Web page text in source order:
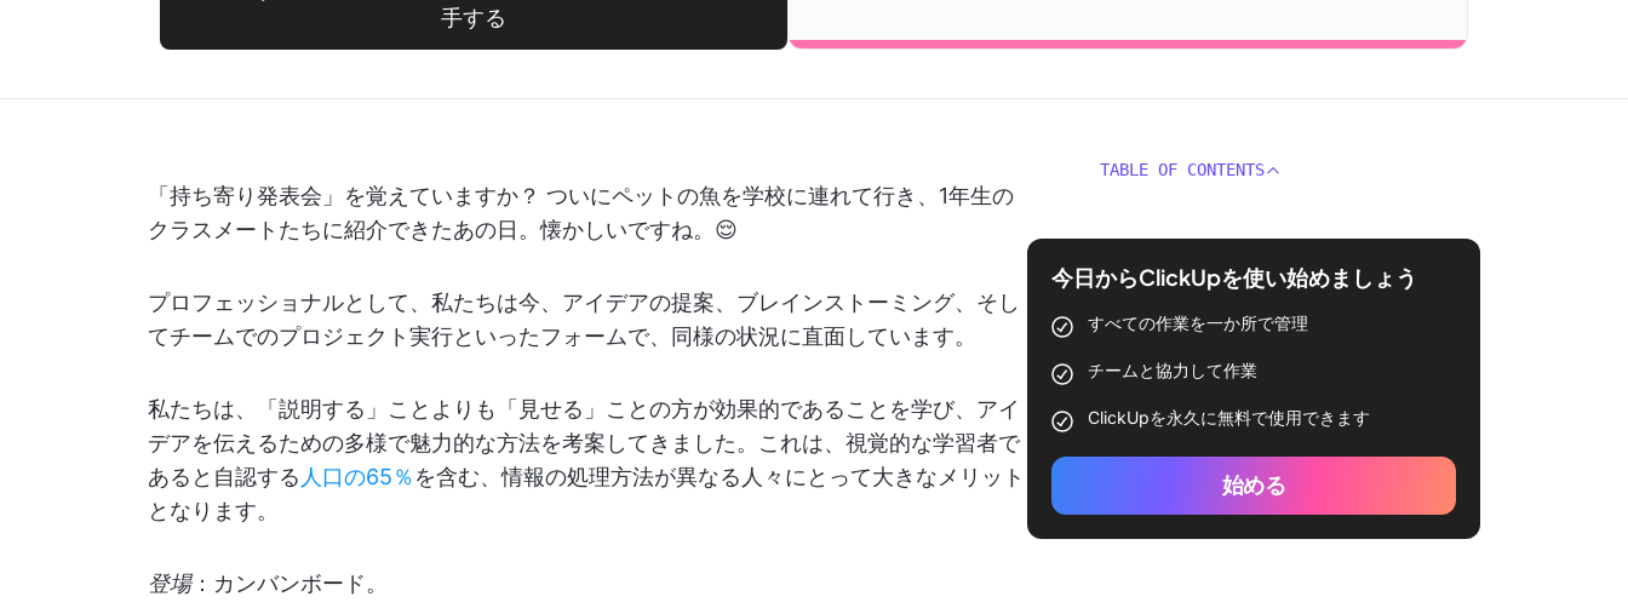
手する
「持ち寄り発表会」を覚えていますか？ ついにペットの魚を学校に連れて行き、1年生の
クラスメートたちに紹介できたあの日。懐かしいですね。😌
プロフェッショナルとして、私たちは今、アイデアの提案、ブレインストーミング、そし
てチームでのプロジェクト実行といったフォームで、同様の状況に直面しています。
私たちは、「説明する」ことよりも「見せる」ことの方が効果的であることを学び、アイ
デアを伝えるための多様で魅力的な方法を考案してきました。これは、視覚的な学習者で
あると自認する 人口の65％を含む、情報の処理方法が異なる人々にとって大きなメリット
となります。
登場：カンバンボード。
TABLE OF CONTENTS
今日からClickUpを使い始めましょう
すべての作業を一か所で管理
チームと協力して作業
ClickUpを永久に無料で使用できます
始める